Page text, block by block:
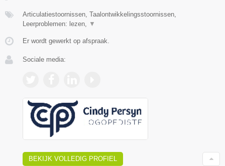
Articulatiestoornissen, Taalontwikkelingsstoornissen,
Leerproblemen: lezen,
▼
Er wordt gewerkt op afspraak.
Sociale media:
BEKIJK VOLLEDIG PROFIEL